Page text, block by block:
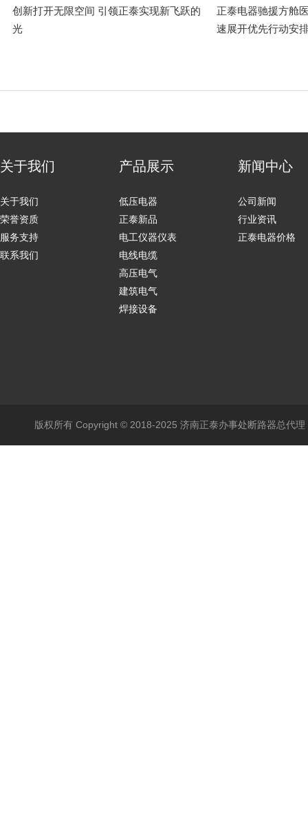
创新打开无限空间 引领正泰实现新飞跃的
光
正泰电器驰援方舱
速展开优先行动安
关于我们
关于我们
荣誉资质
服务支持
联系我们
产品展示
低压电器
正泰新品
电工仪器仪表
电线电缆
高压电气
建筑电气
焊接设备
新闻中心
公司新闻
行业资讯
正泰电器价格
版权所有 Copyright © 2018-2025 济南正泰办事处断路器总代